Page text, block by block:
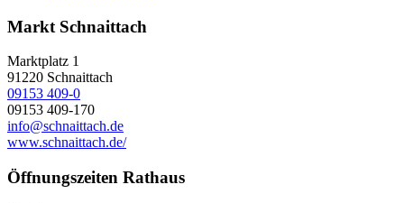
Markt Schnaittach
Marktplatz 1
91220 Schnaittach
09153 409-0
09153 409-170
info@schnaittach.de
www.schnaittach.de/
Öffnungszeiten Rathaus